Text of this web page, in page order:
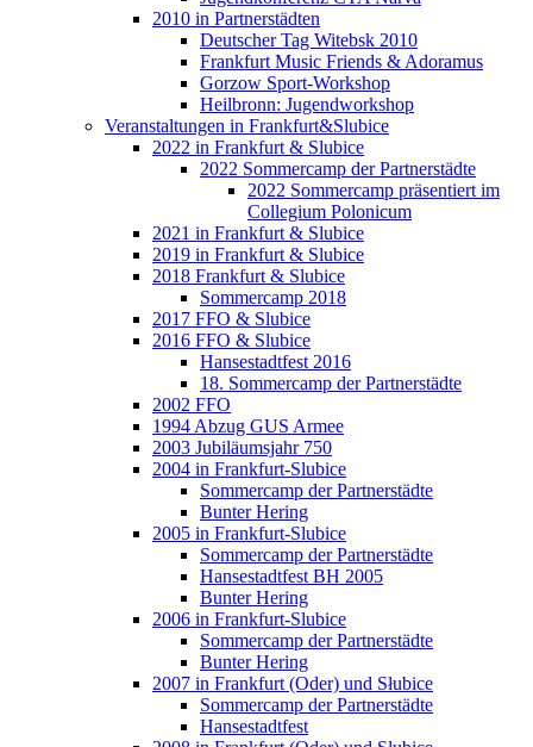
2010 in Partnerstädten
Deutscher Tag Witebsk 2010
Frankfurt Music Friends & Adoramus
Gorzow Sport-Workshop
Heilbronn: Jugendworkshop
Veranstaltungen in Frankfurt&Slubice
2022 in Frankfurt & Slubice
2022 Sommercamp der Partnerstädte
2022 Sommercamp präsentiert im
Collegium Polonicum
2021 in Frankfurt & Slubice
2019 in Frankfurt & Slubice
2018 Frankfurt & Slubice
Sommercamp 2018
2017 FFO & Slubice
2016 FFO & Slubice
Hansestadtfest 2016
18. Sommercamp der Partnerstädte
2002 FFO
1994 Abzug GUS Armee
2003 Jubiläumsjahr 750
2004 in Frankfurt-Slubice
Sommercamp der Partnerstädte
Bunter Hering
2005 in Frankfurt-Slubice
Sommercamp der Partnerstädte
Hansestadtfest BH 2005
Bunter Hering
2006 in Frankfurt-Slubice
Sommercamp der Partnerstädte
Bunter Hering
2007 in Frankfurt (Oder) und Słubice
Sommercamp der Partnerstädte
Hansestadtfest